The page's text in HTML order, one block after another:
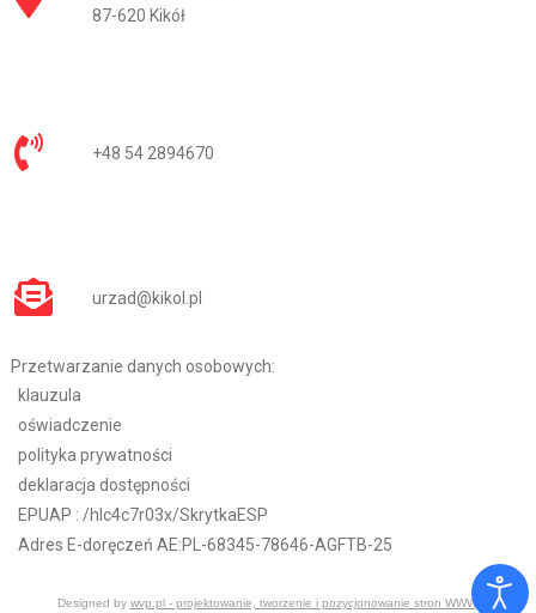
87-620 Kikół
+48 54 2894670
urzad@kikol.pl
Przetwarzanie danych osobowych:
klauzula
oświadczenie
polityka prywatności
deklaracja dostępności
EPUAP : /hlc4c7r03x/SkrytkaESP
Adres E-doręczeń AE:PL-68345-78646-AGFTB-25
Designed by wvp.pl - projektowanie, tworzenie i pozycjonowanie stron WWW